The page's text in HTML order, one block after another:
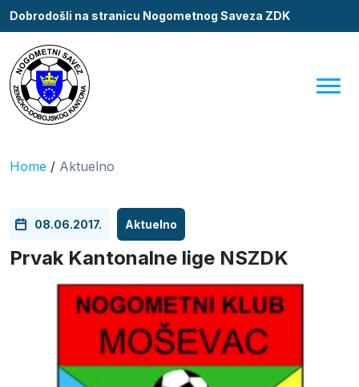
Dobrodošli na stranicu Nogometnog Saveza ZDK
Home / Aktuelno
08.06.2017. Aktuelno
Prvak Kantonalne lige NSZDK